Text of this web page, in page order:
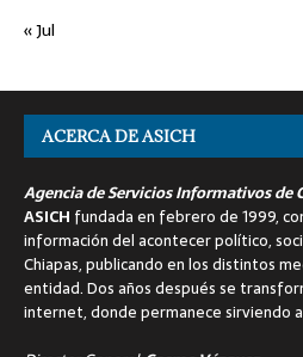
« Jul
ACERCA DE ASICH
Agencia de Servicios Informativos de
ASICH fundada en febrero de 1999,
información del acontecer político,
Chiapas, publicando en los distintos
entidad. Dos años después se
internet, donde permanece sirviendo